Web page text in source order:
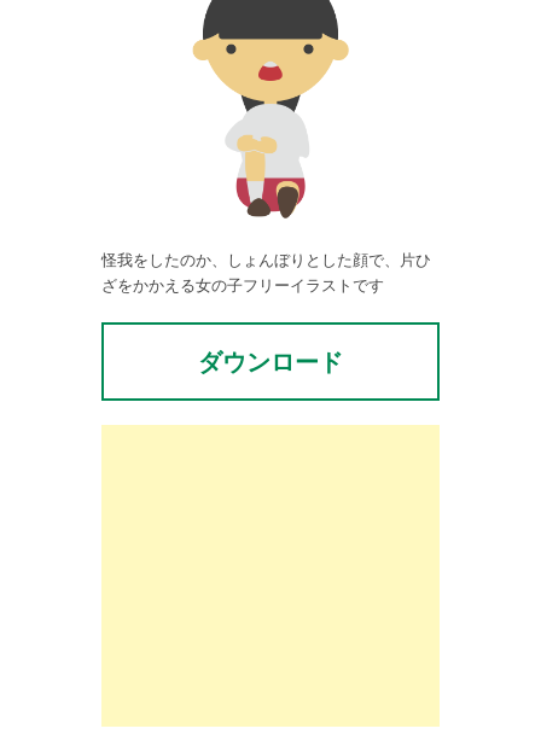
怪我をしたのか、しょんぼりとした顔で、片ひ
ざをかかえる女の子フリーイラストです
ダウンロード